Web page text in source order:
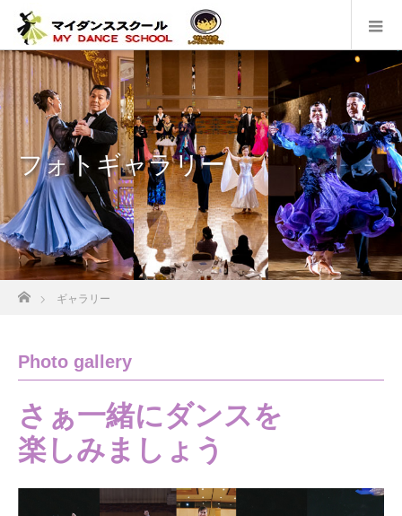
フォトギャラリー
ホーム
ギャラリー
Photo gallery
さぁ一緒にダンスを
楽しみましょう